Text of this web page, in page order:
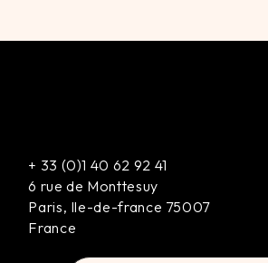
+ 33 (0)1 40 62 92 41
6 rue de Monttesuy
Paris, Ile-de-france 75007
France